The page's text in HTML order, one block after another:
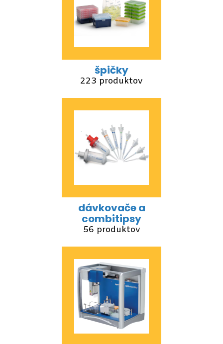
špičky
223 produktov
dávkovače a
combitipsy
56 produktov